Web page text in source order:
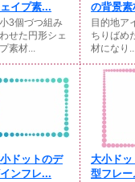
イプ素...
3個づつ組み
せた円形シェ
素材...
の背景素
目的地ア
ちりばめ
材になり
ドットのデ
ンフレ...
大小ドッ
型フレー